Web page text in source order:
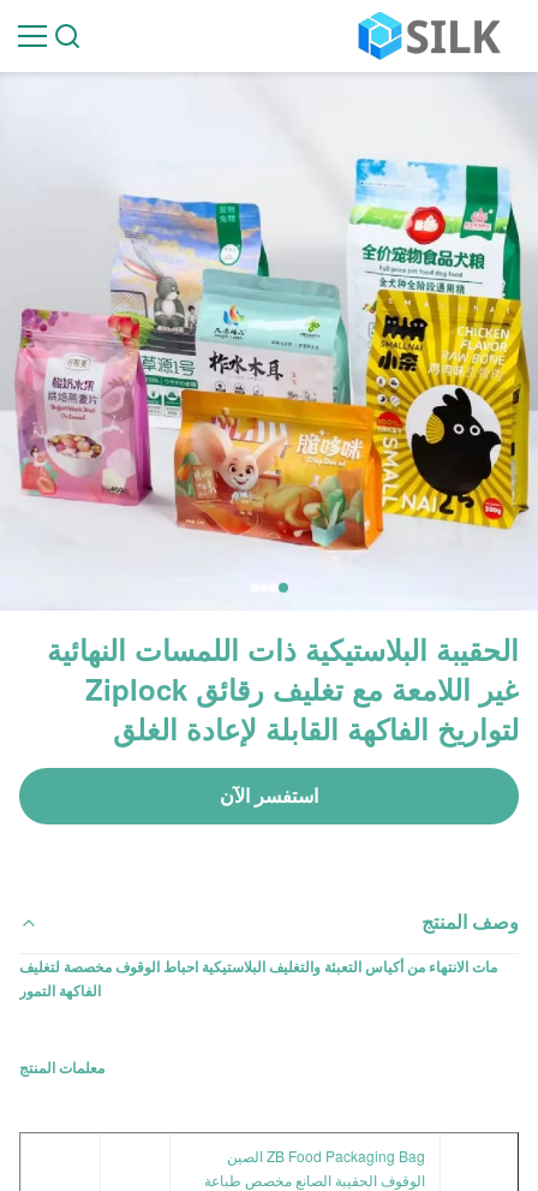
الحقيبة البلاستيكية ذات اللمسات النهائية
غير اللامعة مع تغليف رقائق Ziplock
لتواريخ الفاكهة القابلة لإعادة الغلق
استفسر الآن
وصف المنتج
مات الانتهاء من أكياس التعبئة والتغليف البلاستيكية احباط الوقوف مخصصة لتغليف
الفاكهة التمور
معلمات المنتج
ZB Food Packaging Bag الصين
الوقوف الحقيبة الصانع مخصص طباعة